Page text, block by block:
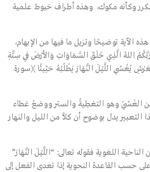
وكأنه مكوك، وهذه أطراف خيوط علمية
الآية توضيحًا وتزيل ما فيها من الإبهام،
اللهُ الَّذِي خَلَقَ السَّمَاوَاتِ وَالأَرْضَ فِي سِتَّةِ
يُغْشِي اللَّيْلَ النَّهَارَ يَطْلُبُهُ حَثِيثًا ﴾(سورة
الغَشْي وهو التغطِيةُ والستر ووضعُ غطاء
التعبير يدل بوضوح أن كلًّا من الليل والنهار
اللغوية فقوله تعالى: “اللَّيْلَ النَّهَارَ”
حسب القاعدة النحوية إذا تعدى الفعل إلى